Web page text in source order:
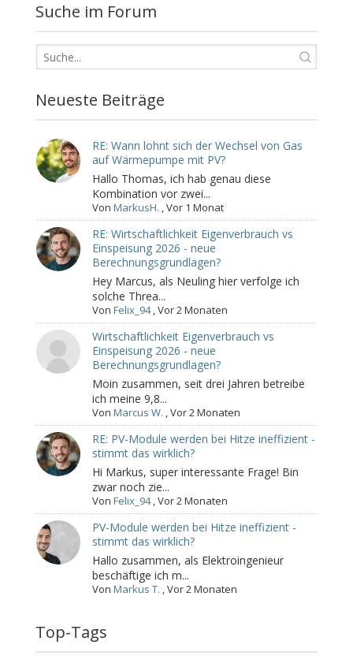
Suche im Forum
Neueste Beiträge
RE: Wann lohnt sich der Wechsel von Gas
auf Wärmepumpe mit PV?
Hallo Thomas, ich hab genau diese
Kombination vor zwei...
VonMarkusH. ,Vor 1 Monat
RE: Wirtschaftlichkeit Eigenverbrauch vs
Einspeisung 2026 - neue
Berechnungsgrundlagen?
Hey Marcus, als Neuling hier verfolge ich
solche Threa...
VonFelix_94 ,Vor 2 Monaten
Wirtschaftlichkeit Eigenverbrauch vs
Einspeisung 2026 - neue
Berechnungsgrundlagen?
Moin zusammen, seit drei Jahren betreibe
ich meine 9,8...
VonMarcus W. ,Vor 2 Monaten
RE: PV-Module werden bei Hitze ineffizient -
stimmt das wirklich?
Hi Markus, super interessante Frage! Bin
zwar noch zie...
VonFelix_94 ,Vor 2 Monaten
PV-Module werden bei Hitze ineffizient -
stimmt das wirklich?
Hallo zusammen, als Elektroingenieur
beschäftige ich m...
VonMarkus T. ,Vor 2 Monaten
Top-Tags